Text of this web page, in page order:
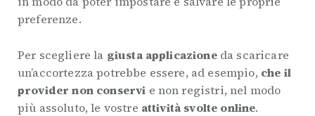
preferenze.
Per scegliere la giusta applicazione da scaricare
un’accortezza potrebbe essere, ad esempio, che il
provider non conservi e non registri, nel modo
più assoluto, le vostre attività svolte online.